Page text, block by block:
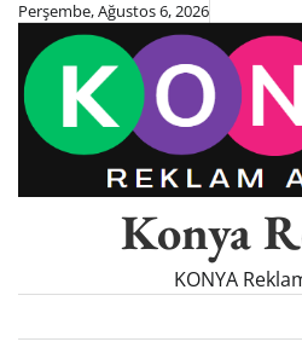
Skip
content
Perşembe, Ağustos 6, 2026
Konya
KONYA